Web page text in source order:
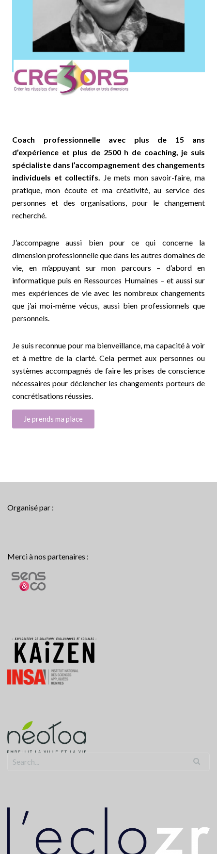
Coach professionnelle avec plus de 15 ans
d’expérience et plus de 2500 h de coaching, je suis
spécialiste dans l’accompagnement des changements
individuels et collectifs. Je mets mon savoir-faire, ma
pratique, mon écoute et ma créativité, au service des
personnes et des organisations, pour le changement
recherché.
J’accompagne aussi bien pour ce qui concerne la
dimension professionnelle que dans les autres domaines de
vie, en m’appuyant sur mon parcours – d’abord en
informatique puis en Ressources Humaines – et aussi sur
mes expériences de vie avec les nombreux changements
que j’ai moi-même vécus, aussi bien professionnels que
personnels.
Je suis reconnue pour ma bienveillance, ma capacité à voir
et à mettre de la clarté. Cela permet aux personnes ou
systèmes accompagnés de faire les prises de conscience
nécessaires pour déclencher les changements porteurs de
concrétisations réussies.
Je prends ma place
Organisé par :
Merci à nos partenaires :